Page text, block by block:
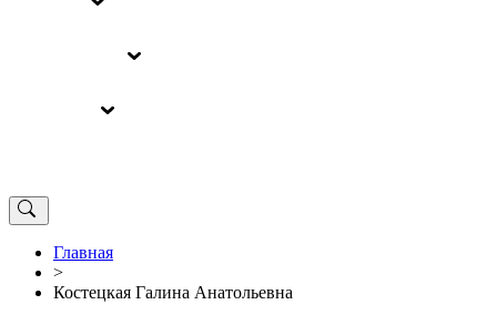
Главная
>
Костецкая Галина Анатольевна